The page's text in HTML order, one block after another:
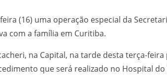
(16) uma operação especial da
com a família em Curitiba.
na Capital, na tarde desta terça-
que será realizado no Hospital